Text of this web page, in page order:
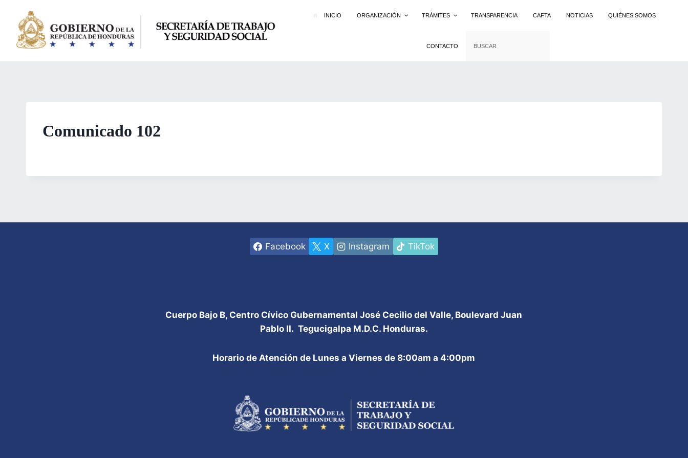
contenido
INICIO ORGANIZACIÓN TRÁMITES TRANSPARENCIA CAFTA NOTICIAS QUIÉNES SOMOS
CONTACTO
Comunicado 102
Facebook X Instagram TikTok
Cuerpo Bajo B, Centro Cívico Gubernamental José Cecilio del Valle, Boulevard Juan
Pablo II. Tegucigalpa M.D.C. Honduras.
Horario de Atención de Lunes a Viernes de 8:00am a 4:00pm